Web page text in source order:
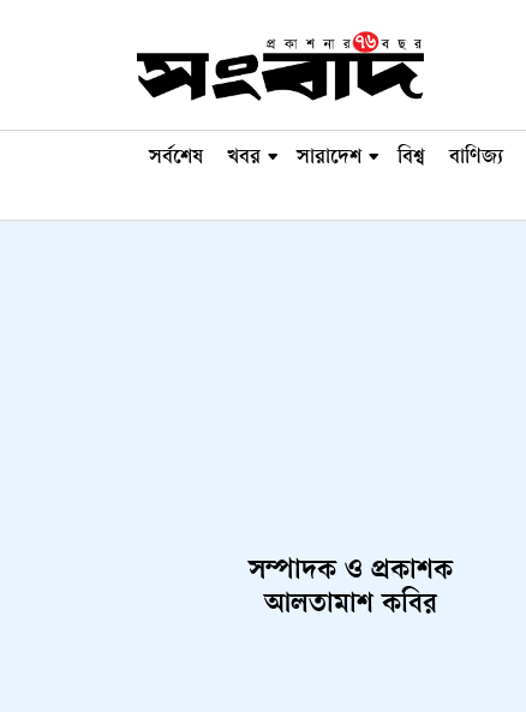
সর্বশেষ খবর সারাদেশ বিশ্ব বাণিজ্য
সম্পাদক ও প্রকাশক
আলতামাশ কবির